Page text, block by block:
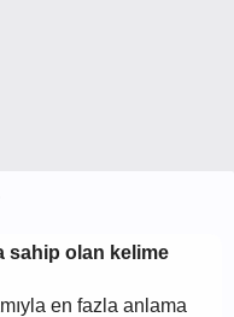
sahip olan kelime
en fazla anlama